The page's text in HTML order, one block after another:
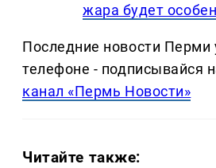
жара будет
Последние новости Перми
телефоне - подписывайся
канал «Пермь Новости»
Читайте также: